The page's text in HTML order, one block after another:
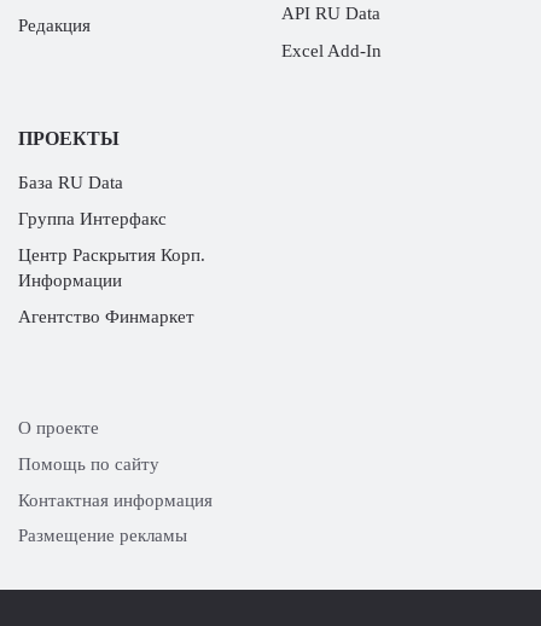
Редакция
API RU Data
Excel Add-In
ПРОЕКТЫ
База RU Data
Группа Интерфакс
Центр Раскрытия Корп.
Информации
Агентство Финмаркет
О проекте
Помощь по сайту
Контактная информация
Размещение рекламы